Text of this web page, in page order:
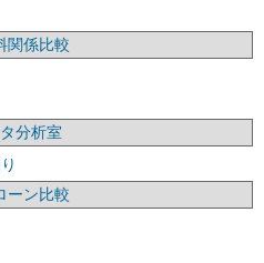
関係比較
分析室
ーン比較